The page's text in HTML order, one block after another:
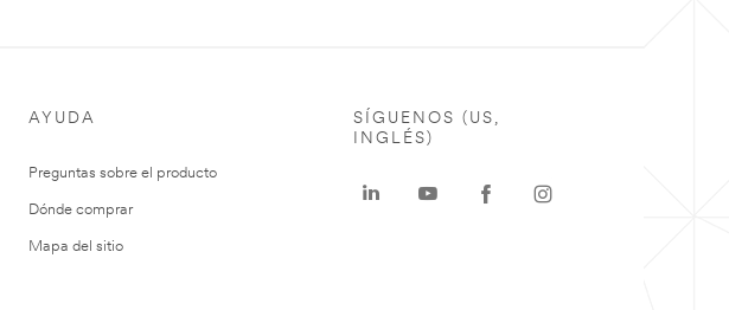
AYUDA
Preguntas sobre el producto
Dónde comprar
Mapa del sitio
SÍGUENOS (US,
INGLÉS)